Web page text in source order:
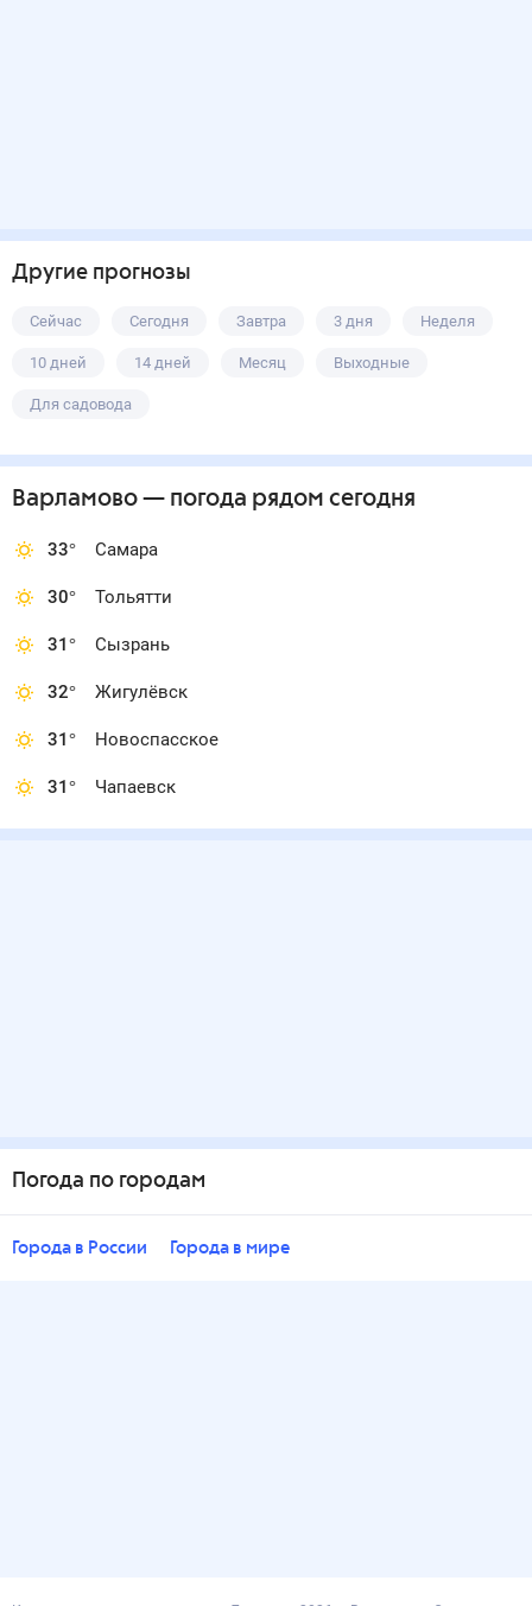
Другие прогнозы
Сейчас Сегодня Завтра 3 дня Неделя
10 дней 14 дней Месяц Выходные
Для садовода
Варламово— погода рядом сегодня
33° Самара
30° Тольятти
31° Сызрань
32° Жигулёвск
31° Новоспасское
31° Чапаевск
Погода по городам
Города в России Города в мире